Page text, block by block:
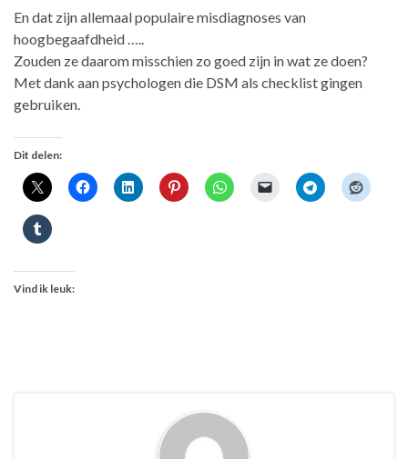
En dat zijn allemaal populaire misdiagnoses van
hoogbegaafdheid …..
Zouden ze daarom misschien zo goed zijn in wat ze doen?
Met dank aan psychologen die DSM als checklist gingen
gebruiken.
Dit delen:
Vind ik leuk: